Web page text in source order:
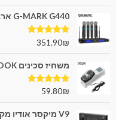
G-MARK G440 ארבעה מיקרופונים
דורג5.00
351.90₪
משחיז סכינים DOOK
דורג5.00
59.80₪
V9 מיקסר אודיו מקצועי